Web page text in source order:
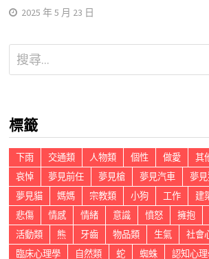
2025 年 5 月 23 日
搜
尋
字:
標籤
下雨 交通類 人物類 個性 做愛 其
哀悼
夢見前任 夢見槍 夢見汽車 夢
夢見貓
媽媽 宗教類 小狗 工作 建
悲傷
情感 情緒 意識 憤怒 擁抱
活動類
熊 牙齒 物品類 生氣 社會
臨床心理學
自然類 蛇 蜘蛛 認知心